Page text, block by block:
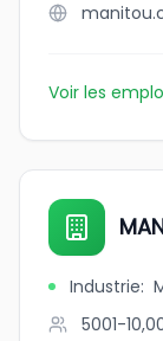
Voir les
Industrie:
5001-